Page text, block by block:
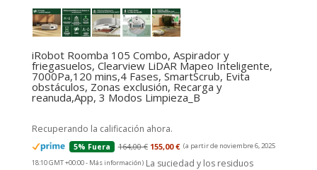
iRobot Roomba 105 Combo, Aspirador y
friegasuelos, Clearview LiDAR Mapeo Inteligente,
7000Pa,120 mins,4 Fases, SmartScrub, Evita
obstáculos, Zonas exclusión, Recarga y
reanuda,App, 3 Modos Limpieza_B
Recuperando la calificación ahora.
5% Fuera 164,00 € 155,00 € (a partir de noviembre 6, 2025
18:10 GMT +00:00 - Más información) La suciedad y los residuos